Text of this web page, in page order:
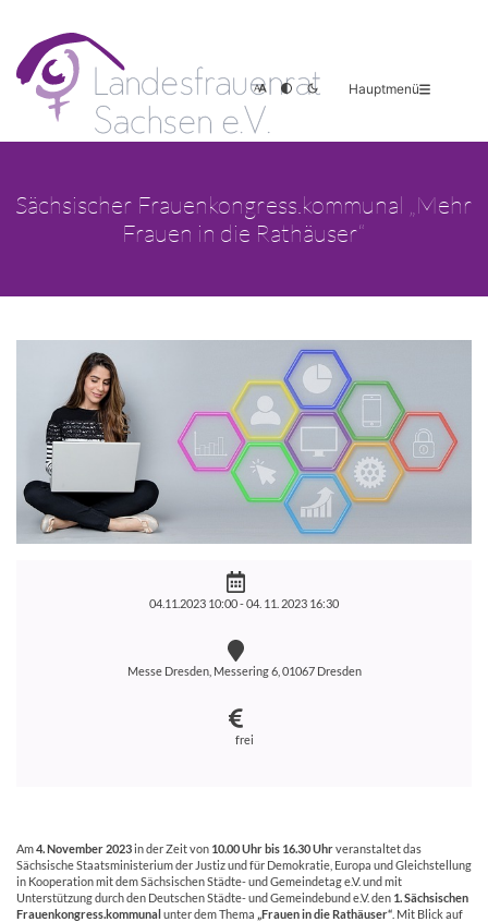
Hauptmenü
Sächsischer Frauenkongress.kommunal „Mehr
Frauen in die Rathäuser“
04.11.2023 10:00 -04. 11. 2023 16:30
Messe Dresden, Messering 6, 01067 Dresden
frei
Am4. November 2023in der Zeit von 10.00 Uhr bis 16.30 Uhrveranstaltet das
Sächsische Staatsministerium der Justiz und für Demokratie, Europa und Gleichstellung
in Kooperation mit dem Sächsischen Städte- und Gemeindetag e.V. und mit
Unterstützung durch den Deutschen Städte- und Gemeindebund e.V. den 1.Sächsischen
Frauenkongress.kommunal unter dem Thema „Frauen in die Rathäuser“ . Mit Blick auf